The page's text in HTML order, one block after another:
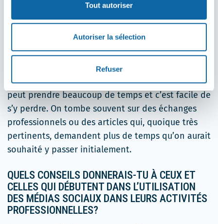
Tout autoriser
Autoriser la sélection
Refuser
clients en tournée de familiarisation ou autres
activités promotionnelles.
COMMENT CELA INTERFÈRE-T-IL AVEC TA
Y aller avec un but précis, c’est génial. Sinon, cela
peut prendre beaucoup de temps et c’est facile de
s’y perdre. On tombe souvent sur des échanges
professionnels ou des articles qui, quoique très
pertinents, demandent plus de temps qu’on aurait
souhaité y passer initialement.
QUELS CONSEILS DONNERAIS-TU À CEUX ET
CELLES QUI DÉBUTENT DANS L’UTILISATION
DES MÉDIAS SOCIAUX DANS LEURS ACTIVITÉS
PROFESSIONNELLES?